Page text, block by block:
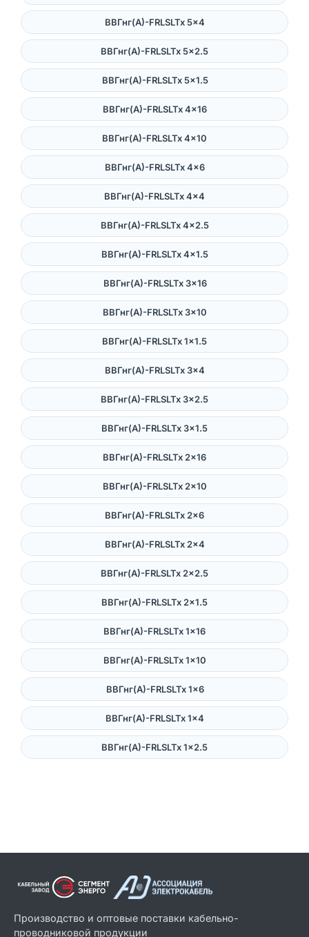
ВВГнг(А)-FRLSLTx 5×4
ВВГнг(А)-FRLSLTx 5×2.5
ВВГнг(А)-FRLSLTx 5×1.5
ВВГнг(А)-FRLSLTx 4×16
ВВГнг(А)-FRLSLTx 4×10
ВВГнг(А)-FRLSLTx 4×6
ВВГнг(А)-FRLSLTx 4×4
ВВГнг(А)-FRLSLTx 4×2.5
ВВГнг(А)-FRLSLTx 4×1.5
ВВГнг(А)-FRLSLTx 3×16
ВВГнг(А)-FRLSLTx 3×10
ВВГнг(А)-FRLSLTx 1×1.5
ВВГнг(А)-FRLSLTx 3×4
ВВГнг(А)-FRLSLTx 3×2.5
ВВГнг(А)-FRLSLTx 3×1.5
ВВГнг(А)-FRLSLTx 2×16
ВВГнг(А)-FRLSLTx 2×10
ВВГнг(А)-FRLSLTx 2×6
ВВГнг(А)-FRLSLTx 2×4
ВВГнг(А)-FRLSLTx 2×2.5
ВВГнг(А)-FRLSLTx 2×1.5
ВВГнг(А)-FRLSLTx 1×16
ВВГнг(А)-FRLSLTx 1×10
ВВГнг(А)-FRLSLTx 1×6
ВВГнг(А)-FRLSLTx 1×4
ВВГнг(А)-FRLSLTx 1×2.5
Производство и оптовые поставки кабельно-
проводниковой продукции